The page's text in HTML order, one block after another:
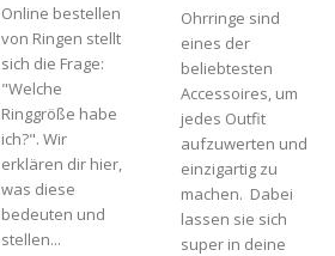
Online bestellen
von Ringen stellt
sich die Frage:
"Welche
Ringgröße habe
ich?". Wir
erklären dir hier,
was diese
bedeuten und
stellen...
Ohrringe sind
eines der
beliebtesten
Accessoires, um
jedes Outfit
aufzuwerten und
einzigartig zu
machen. Dabei
lassen sie sich
super in deine